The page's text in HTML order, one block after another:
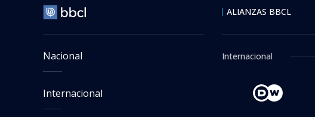
Nacional
Internacional
ALIANZAS BBCL
Internacional